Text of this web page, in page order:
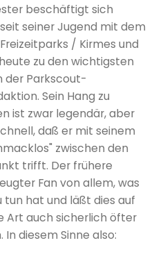
beschäftigt sich
seiner Jugend mit dem
/ Kirmes und
zu den wichtigsten
der Parkscout-
Sein Hang zu
ist zwar legendär, aber
daß er mit seinem
zwischen den
trifft. Der frühere
Fan von allem, was
tun hat und läßt dies auf
Art auch sicherlich öfter
diesem Sinne also: